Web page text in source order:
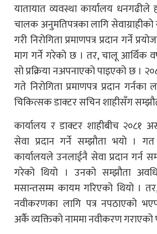
यातायात व्यवस्था कार्यालय धनगढीले
चालक अनुमतिपत्रका लागि सेवाग्राहीको
गरी निरोगिता प्रमाणपत्र प्रदान गर्ने
माग गर्ने गरेको छ । तर, चालू आर्थिक
सो प्रक्रिया नअपनाएको पाइएको छ ।
गते निरोगिता प्रमाणपत्र प्रदान गर्नका
चिकित्सक डाक्टर सचिन शाहीसँग
कार्यालय र डाक्टर शाहीबीच २०८१
सेवा प्रदान गर्ने सम्झौता भयो ।
कार्यालयले उनलाईनै सेवा प्रदान गर्न
गरेको थियो । उनको सम्झौता
मसान्तसम्म कायम गरिएको थियो ।
नवीकरणका लागि पत्र नपठाएको
अर्कै व्यक्तिको नाममा नवीकरण गराएको